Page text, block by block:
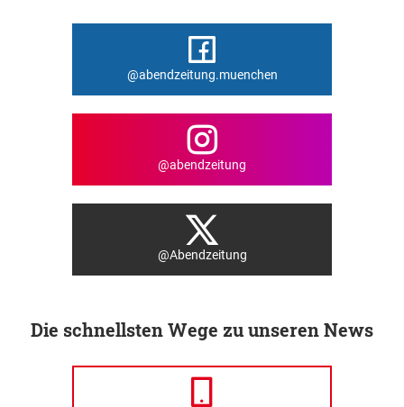
@abendzeitung.muenchen
@abendzeitung
@Abendzeitung
Die schnellsten Wege zu unseren News